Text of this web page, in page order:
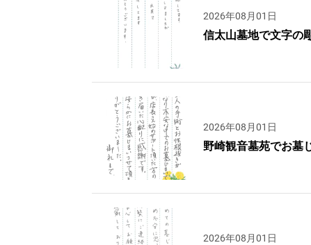
2026年08月01日
信太山墓地で文字の
2026年08月01日
野崎観音墓苑でお墓
2026年08月01日